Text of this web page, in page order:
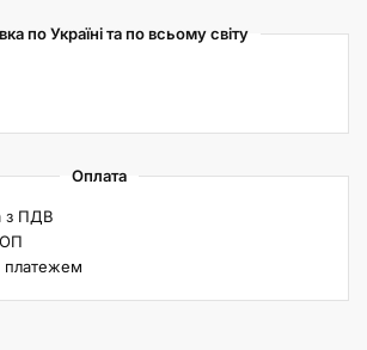
по Україні та по всьому світу
Оплата
з ПДВ
платежем